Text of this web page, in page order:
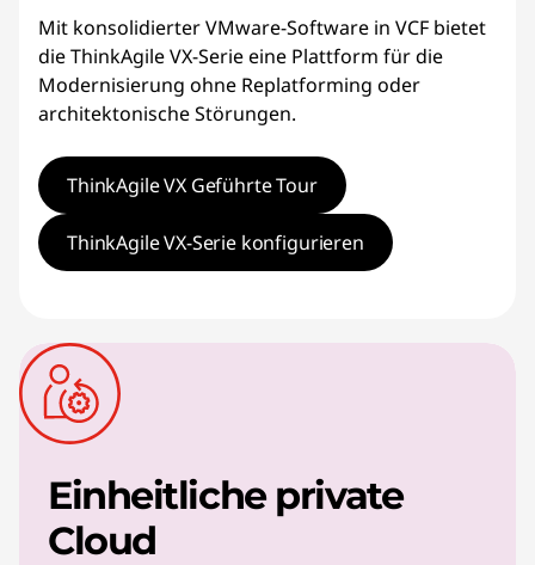
Mit konsolidierter VMware-Software in VCF bietet
die ThinkAgile VX-Serie eine Plattform für die
Modernisierung ohne Replatforming oder
architektonische Störungen.
ThinkAgile VX Geführte Tour
ThinkAgile VX-Serie konfigurieren
Einheitliche private
Cloud